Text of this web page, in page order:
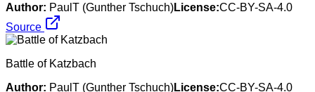
Author: PaulT (Gunther Tschuch)License:CC-BY-SA-4.0
Source
Battle of Katzbach
Author: PaulT (Gunther Tschuch)License:CC-BY-SA-4.0